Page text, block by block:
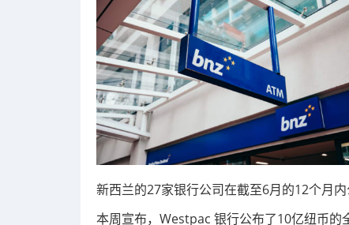
新西兰的27家银行公司在截至6月的12个月内
本周宣布，Westpac 银行公布了10亿纽币的